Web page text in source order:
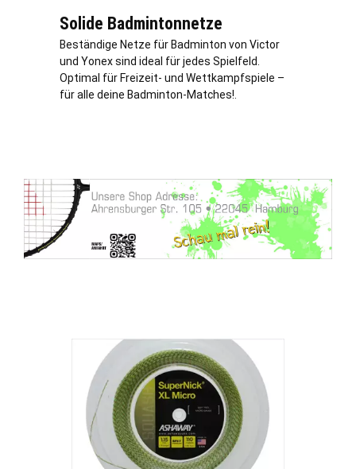
Solide Badmintonnetze
Beständige Netze für Badminton von Victor
und Yonex sind ideal für jedes Spielfeld.
Optimal für Freizeit- und Wettkampfspiele –
für alle deine Badminton-Matches!.